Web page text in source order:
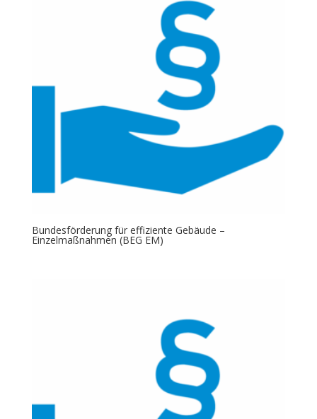
Bundesförderung für effiziente Gebäude –
Einzelmaßnahmen (BEG EM)